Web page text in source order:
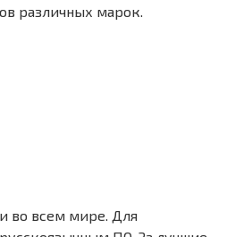
различных марок.
во всем мире. Для